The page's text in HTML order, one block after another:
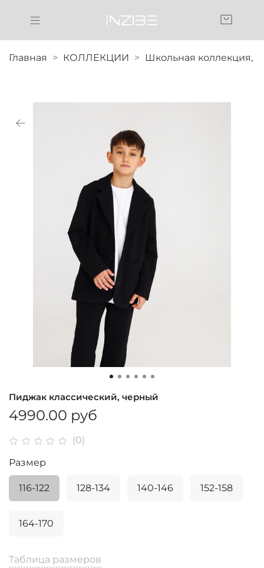
Главная КОЛЛЕКЦИИ Школьная коллекция,
(0)
Пиджак классический, черный
4990.00 руб
Таблица размеров
Размер
116-122 128-134 140-146 152-158
164-170